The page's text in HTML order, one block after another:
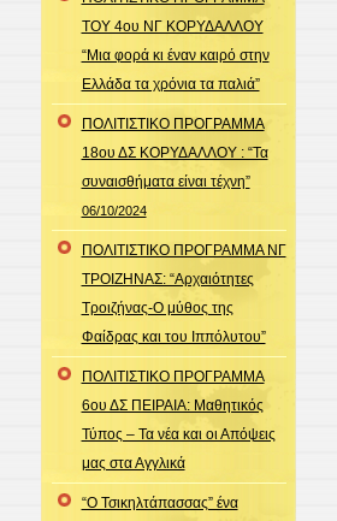
ΤΟΥ 4ου ΝΓ ΚΟΡΥΔΑΛΛΟΥ
“Μια φορά κι έναν καιρό στην
Ελλάδα τα χρόνια τα παλιά”
ΠΟΛΙΤΙΣΤΙΚΟ ΠΡΟΓΡΑΜΜΑ
18ου ΔΣ ΚΟΡΥΔΑΛΛΟΥ : “Τα
συναισθήματα είναι τέχνη”
06/10/2024
ΠΟΛΙΤΙΣΤΙΚΟ ΠΡΟΓΡΑΜΜΑ ΝΓ
ΤΡΟΙΖΗΝΑΣ: “Αρχαιότητες
Τροιζήνας-Ο μύθος της
Φαίδρας και του Ιππόλυτου”
ΠΟΛΙΤΙΣΤΙΚΟ ΠΡΟΓΡΑΜΜΑ
6ου ΔΣ ΠΕΙΡΑΙΑ: Μαθητικός
Τύπος – Τα νέα και οι Απόψεις
μας στα Αγγλικά
“Ο Τσικηλτάπασσας” ένα